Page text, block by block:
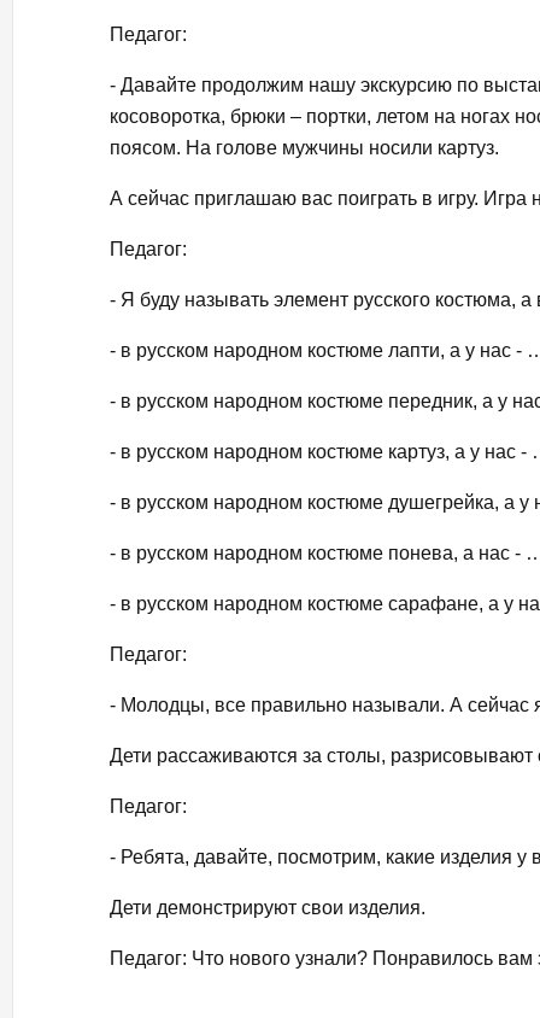
Педагог:
- Давайте продолжим нашу экскурсию по
косоворотка, брюки – портки, летом на ногах
поясом. На голове мужчины носили картуз.
А сейчас приглашаю вас поиграть в игру. Игра
Педагог:
- Я буду называть элемент русского костюма,
- в русском народном костюме лапти, а у нас
- в русском народном костюме передник, а у
- в русском народном костюме картуз, а у
- в русском народном костюме душегрейка, а
- в русском народном костюме понева, а
- в русском народном костюме сарафане, а
Педагог:
- Молодцы, все правильно называли. А сейчас
Дети рассаживаются за столы,
Педагог:
- Ребята, давайте, посмотрим, какие изделия
Дети демонстрируют свои изделия.
Педагог: Что нового узнали? Понравилось